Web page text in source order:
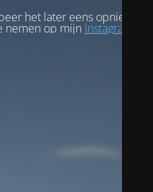
het later eens opnieuw.
nemen op mijn Instagram